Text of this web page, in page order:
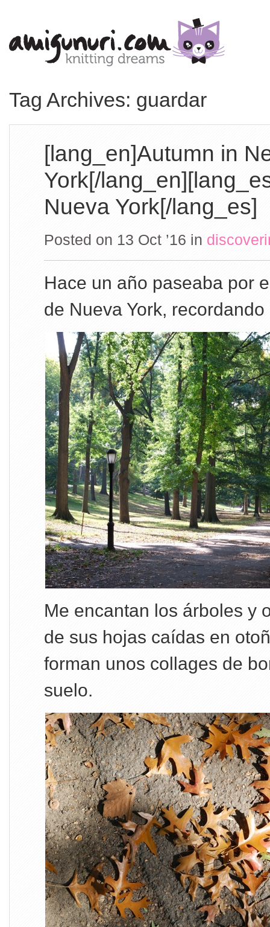
Tag Archives: guardar
[lang_en]Autumn in
York[/
Nueva York[/lang_es]
Posted on 13 Oct ’16 in
Hace un año paseaba por
de Nueva York,
Me encantan los árboles y
de sus hojas caídas en
forman unos collages de
suelo.